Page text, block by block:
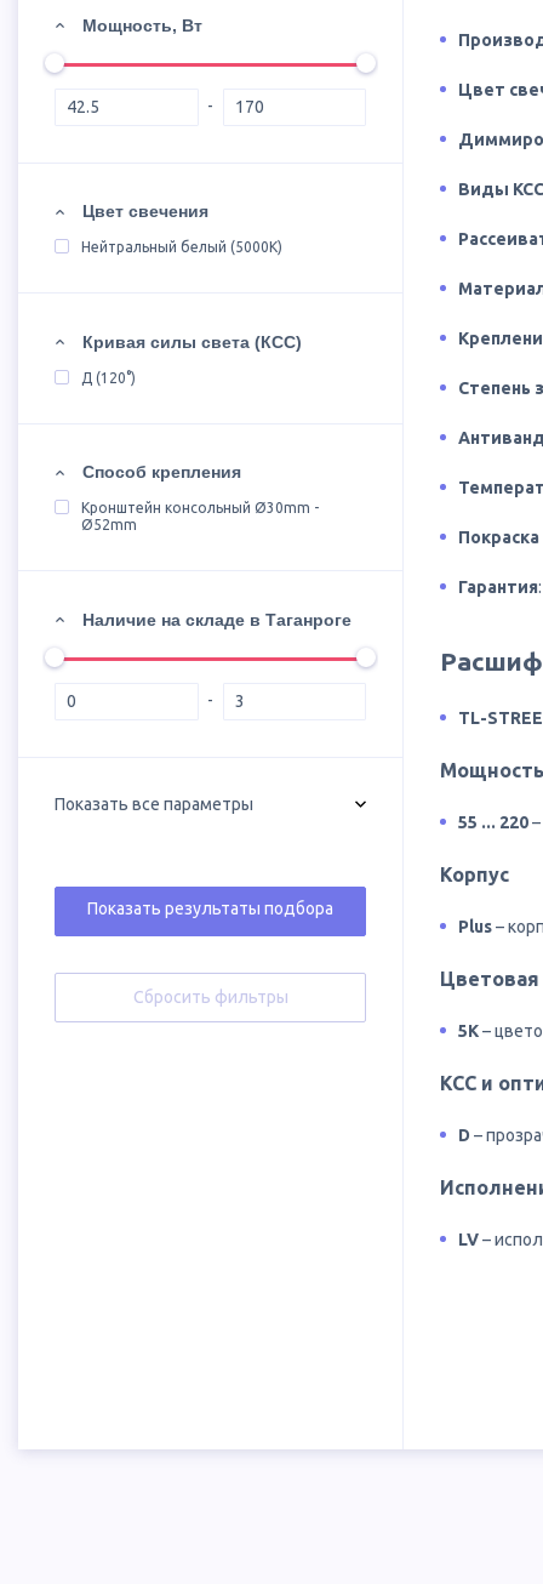
Мощность, Вт
Цвет свечения
Нейтральный белый (5000К)
Кривая силы света (КСС)
Д (120°)
Способ крепления
Кронштейн консольный Ø30mm -
Ø52mm
Наличие на складе в Таганроге
Показать все параметры
Показать результаты подбора
Сбросить фильтры
Цвет
Виды КСС
Степень
Гарантия
TL-
55 ... 220
Корпус
Plus–
Цветовая
5K–
КСС и
D –
LV–